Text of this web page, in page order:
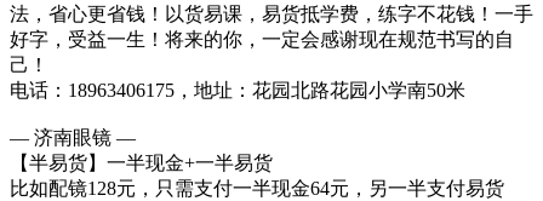
法，省心更省钱！以货易课，易货抵学费，练字不花钱！一手
好字，受益一生！将来的你，一定会感谢现在规范书写的自
己！
电话：18963406175，地址：花园北路花园小学南50米
— 济南眼镜 —
【半易货】一半现金+一半易货
比如配镜128元，只需支付一半现金64元，另一半支付易货